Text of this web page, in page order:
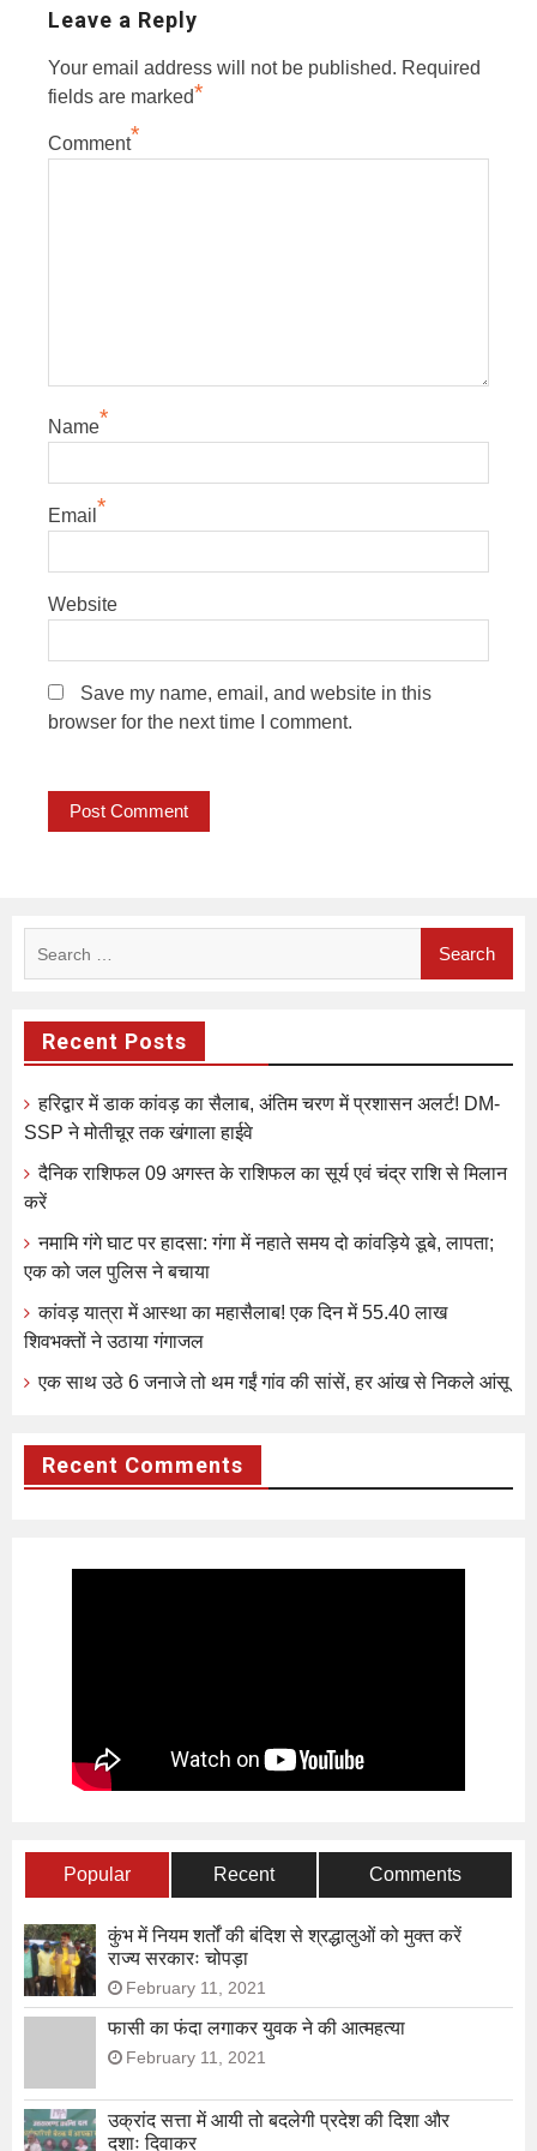
Leave a Reply
Your email address will not be published. Required
fields are marked*
Comment*
Name*
Email *
Website
Save my name, email, and website in this
browser for the next time I comment.
Recent Posts
हरिद्वार में डाक कांवड़ का सैलाब, अंतिम चरण में प्रशासन अलर्ट! DM-
SSP ने मोतीचूर तक खंगाला हाईवे
दैनिक राशिफल 09 अगस्त के राशिफल का सूर्य एवं चंद्र राशि से मिलान
करें
नमामि गंगे घाट पर हादसा: गंगा में नहाते समय दो कांवड़िये डूबे, लापता;
एक को जल पुलिस ने बचाया
कांवड़ यात्रा में आस्था का महासैलाब! एक दिन में 55.40 लाख
शिवभक्तों ने उठाया गंगाजल
एक साथ उठे 6 जनाजे तो थम गईं गांव की सांसें, हर आंख से निकले आंसू
Recent Comments
Popular Recent Comments
कुंभ में नियम शर्तों की बंदिश से श्रद्धालुओं को मुक्त करें
राज्य सरकारः चोपड़ा
February 11, 2021
फासी का फंदा लगाकर युवक ने की आत्महत्या
February 11, 2021
उक्रांद सत्ता में आयी तो बदलेगी प्रदेश की दिशा और
दशाः दिवाकर